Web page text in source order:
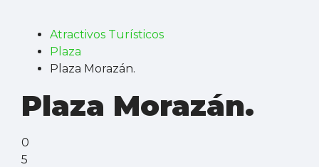
Atractivos Turísticos
Plaza
Plaza Morazán.
Plaza Morazán.
0
5